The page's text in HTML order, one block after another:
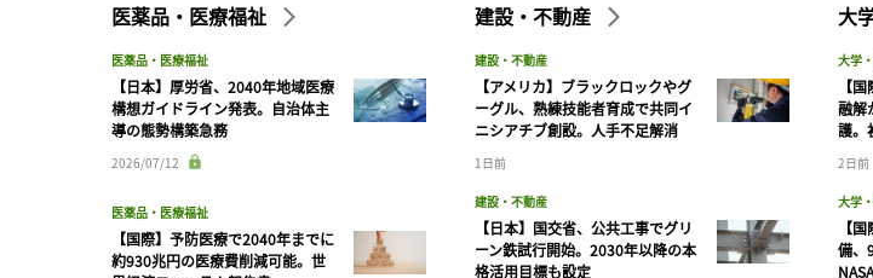
医薬品・医療福祉
医薬品・医療福祉
【日本】厚労省、2040年地域医療
構想ガイドライン発表。自治体主
導の態勢構築急務
2026/07/12
医薬品・医療福祉
【国際】予防医療で2040年までに
約930兆円の医療費削減可能。世
建設・不動産
建設・不動産
【アメリカ】ブラックロックやグ
ーグル、熟練技能者育成で共同イ
ニシアチブ創設。人手不足解消
1日前
建設・不動産
【日本】国交省、公共工事でグリ
ーン鉄試行開始。2030年以降の本
格活用目標も設定
大
大学
【
融解
護。
2日前
大学
【
備、